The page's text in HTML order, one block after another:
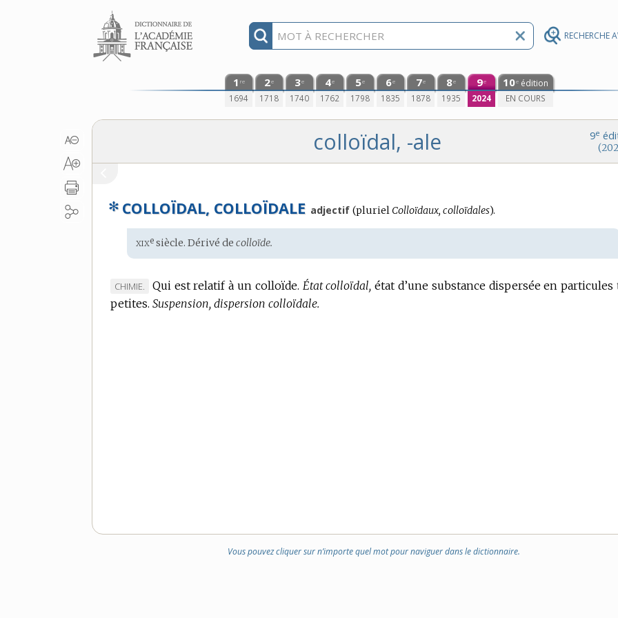
RECHERCHE
Aller au contenu
1 re
1694
2e
1718
3e
1740
4e
1762
5e
1798
6e
1835
7e
1878
8e
1935
9e
2024
10e édition
EN COURS
9e
colloïdal, -ale
✻ COLLOÏDAL, COLLOÏDALE adjectif (pluriel Colloïdaux, colloïdales).
Étymologie
:
xixe siècle. Dérivé decolloïde.
MARQUE
DE
CHIMIE. Qui est relatif à un colloïde. État colloïdal, état d’une substance dispersée en particules
petites. Suspension, dispersion colloïdale.
Vous pouvez cliquer sur n’importe quel mot pour naviguer dans le dictionnaire.